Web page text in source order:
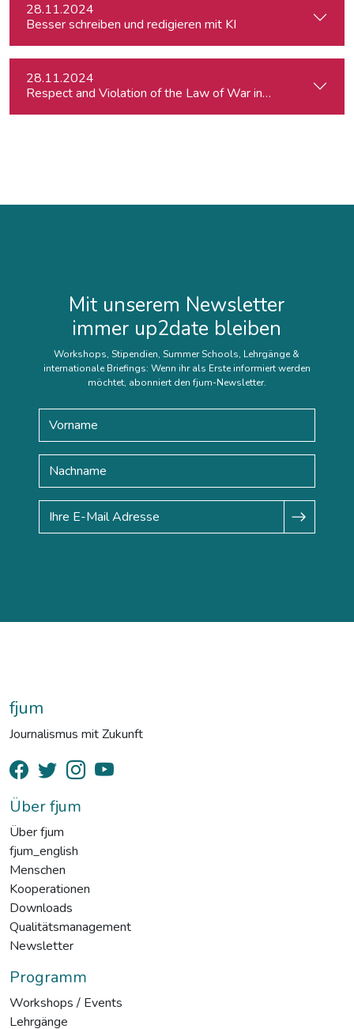
28.11.2024
Besser schreiben und redigieren mit KI
28.11.2024
Respect and Violation of the Law of War in Ukraine and
Mit unserem Newsletter
immer up2date bleiben
Workshops, Stipendien, Summer Schools, Lehrgänge &
internationale Briefings: Wenn ihr als Erste informiert werden
möchtet, abonniert den fjum-Newsletter.
fjum
Journalismus mit Zukunft
Über fjum
Über fjum
fjum_english
Menschen
Kooperationen
Downloads
Qualitätsmanagement
Newsletter
Programm
Workshops / Events
Lehrgänge